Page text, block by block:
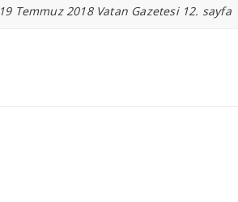
19 Temmuz 2018 Vatan Gazetesi 12. sayfa